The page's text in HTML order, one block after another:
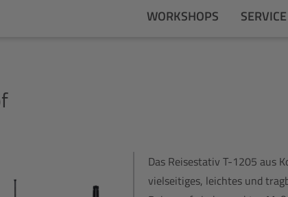
WORKSHOPS SERVICE
Das Reisestativ T-1205 aus
vielseitiges, leichtes und